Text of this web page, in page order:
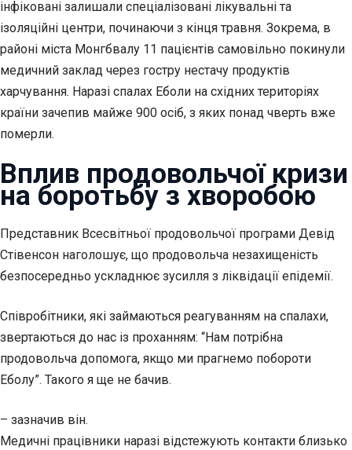
інфіковані залишали спеціалізовані лікувальні та
ізоляційні центри, починаючи з кінця травня. Зокрема, в
районі міста Монгбвалу 11 пацієнтів самовільно покинули
медичний заклад через гостру нестачу продуктів
харчування. Наразі спалах Еболи на східних територіях
країни зачепив майже 900 осіб, з яких понад чверть вже
померли.
Вплив продовольчої кризи
на боротьбу з хворобою
Представник Всесвітньої продовольчої програми Девід
Стівенсон наголошує, що продовольча незахищеність
безпосередньо ускладнює зусилля з ліквідації епідемії.
Співробітники, які займаються реагуванням на спалахи,
звертаються до нас із проханням: “Нам потрібна
продовольча допомога, якщо ми прагнемо побороти
Еболу”. Такого я ще не бачив.
– зазначив він.
Медичні працівники наразі відстежують контакти близько